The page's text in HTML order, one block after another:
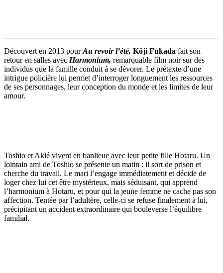
Découvert en 2013 pourAu revoir l’été, Kôji Fukada fait son
retour en salles avec Harmonium, remarquable film noir sur des
individus que la famille conduit à se dévorer. Le prétexte d’une
intrigue policière lui permet d’interroger longuement les ressources
de ses personnages, leur conception du monde et les limites de leur
amour.
Toshio et Akié vivent en banlieue avec leur petite fille Hotaru. Un
lointain ami de Toshio se présente un matin : il sort de prison et
cherche du travail. Le mari l’engage immédiatement et décide de
loger chez lui cet être mystérieux, mais séduisant, qui apprend
l’harmonium à Hotaru, et pour qui la jeune femme ne cache pas son
affection. Tentée par l’adultère, celle-ci se refuse finalement à lui,
précipitant un accident extraordinaire qui bouleverse l’équilibre
familial.